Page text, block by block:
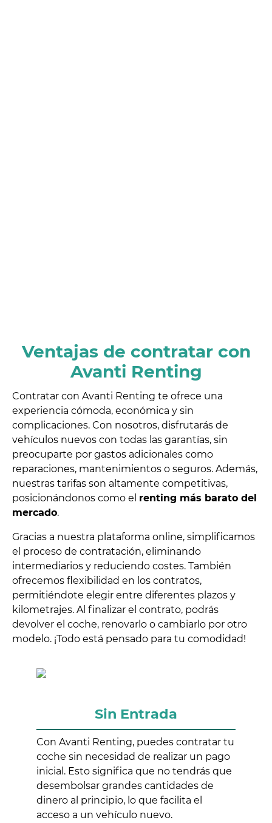
Ventajas de contratar con
Avanti Renting
Contratar con Avanti Renting te ofrece una
experiencia cómoda, económica y sin
complicaciones. Con nosotros, disfrutarás de
vehículos nuevos con todas las garantías, sin
preocuparte por gastos adicionales como
reparaciones, mantenimientos o seguros. Además,
nuestras tarifas son altamente competitivas,
posicionándonos como el renting más barato del
mercado.
Gracias a nuestra plataforma online, simplificamos
el proceso de contratación, eliminando
intermediarios y reduciendo costes. También
ofrecemos flexibilidad en los contratos,
permitiéndote elegir entre diferentes plazos y
kilometrajes. Al finalizar el contrato, podrás
devolver el coche, renovarlo o cambiarlo por otro
modelo. ¡Todo está pensado para tu comodidad!
Sin Entrada
Con Avanti Renting, puedes contratar tu
coche sin necesidad de realizar un pago
inicial. Esto significa que no tendrás que
desembolsar grandes cantidades de
dinero al principio, lo que facilita el
acceso a un vehículo nuevo.